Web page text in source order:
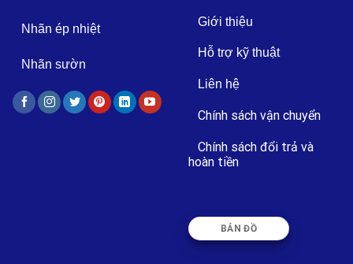
Nhãn ép nhiệt
Nhãn sườn
Giới thiệu
Hỗ trợ kỹ thuật
Liên hệ
Chính sách vận chuyển
Chính sách đổi trả và
hoàn tiền
BẢN ĐỒ